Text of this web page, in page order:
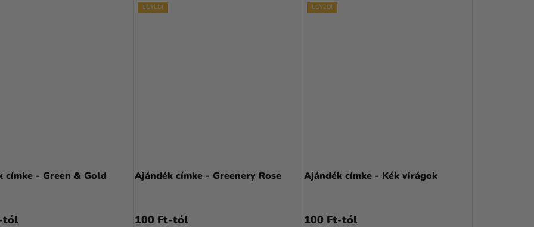
címke - Green & Gold
tól
EGYEDI
Ajándék címke - Greenery Rose
100 Ft-tól
EGYEDI
Ajándék címke - Kék virágok
100 Ft-tól